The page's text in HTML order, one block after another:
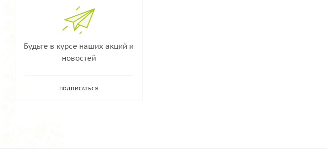
Будьте в курсе наших акций и
новостей
ПОДПИСАТЬСЯ